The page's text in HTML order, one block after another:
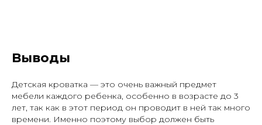
Выводы
Детская кроватка — это очень важный предмет
мебели каждого ребенка, особенно в возрасте до 3
лет, так как в этот период он проводит в ней так много
времени. Именно поэтому выбор должен быть